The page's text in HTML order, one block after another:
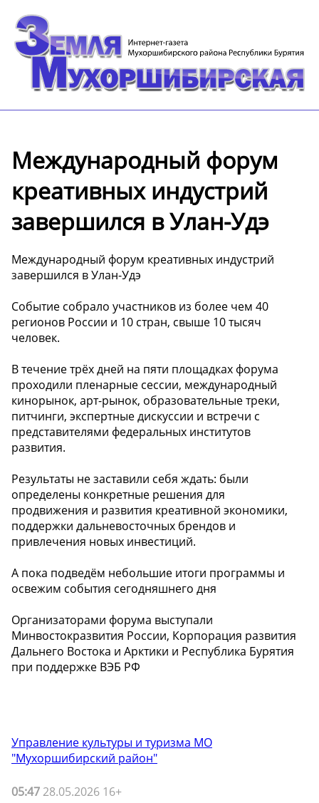
Международный форум
креативных индустрий
завершился в Улан-Удэ
Международный форум креативных индустрий
завершился в Улан-Удэ
Событие собрало участников из более чем 40
регионов России и 10 стран, свыше 10 тысяч
человек.
В течение трёх дней на пяти площадках форума
проходили пленарные сессии, международный
кинорынок, арт-рынок, образовательные треки,
питчинги, экспертные дискуссии и встречи с
представителями федеральных институтов
развития.
Результаты не заставили себя ждать: были
определены конкретные решения для
продвижения и развития креативной экономики,
поддержки дальневосточных брендов и
привлечения новых инвестиций.
А пока подведём небольшие итоги программы и
освежим события сегодняшнего дня
Организаторами форума выступали
Минвостокразвития России, Корпорация развития
Дальнего Востока и Арктики и Республика Бурятия
при поддержке ВЭБ РФ
Управление культуры и туризма МО
"Мухоршибирский район"
05:47 28.05.2026 16+